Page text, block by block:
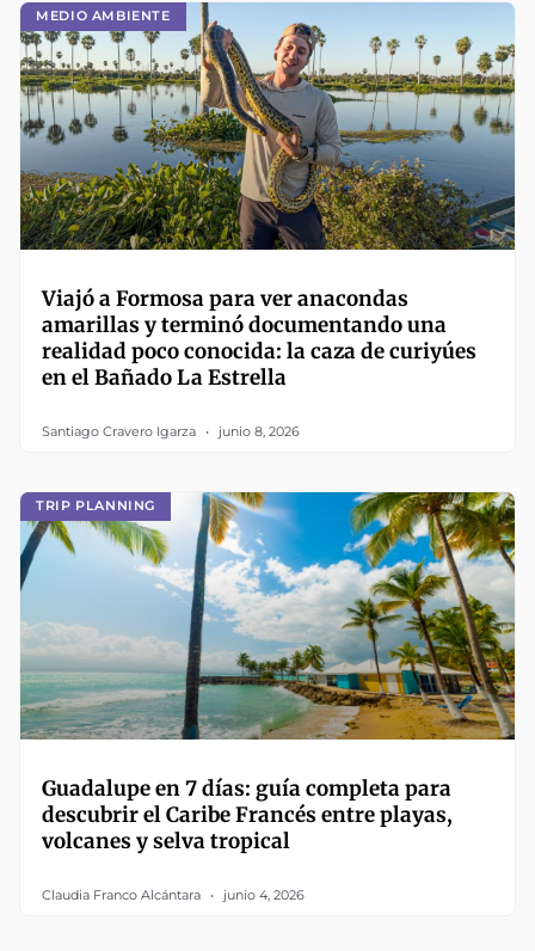
MEDIO AMBIENTE
Viajó a Formosa para ver anacondas
amarillas y terminó documentando una
realidad poco conocida: la caza de curiyúes
en el Bañado La Estrella
Santiago Cravero Igarza junio 8, 2026
TRIP PLANNING
Guadalupe en 7 días: guía completa para
descubrir el Caribe Francés entre playas,
volcanes y selva tropical
Claudia Franco Alcántara junio 4, 2026